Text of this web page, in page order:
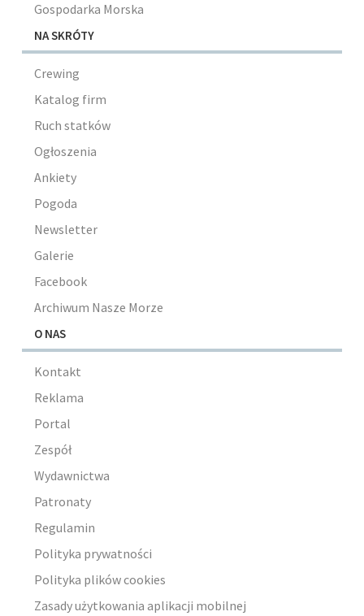
Gospodarka Morska
NA SKRÓTY
Crewing
Katalog firm
Ruch statków
Ogłoszenia
Ankiety
Pogoda
Newsletter
Galerie
Facebook
Archiwum Nasze Morze
O NAS
Kontakt
Reklama
Portal
Zespół
Wydawnictwa
Patronaty
Regulamin
Polityka prywatności
Polityka plików cookies
Zasady użytkowania aplikacji mobilnej